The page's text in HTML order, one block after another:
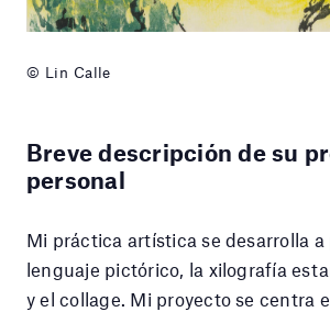
© Lin Calle
Breve descripción de su
personal
Mi práctica artística se desarrolla a
lenguaje pictórico, la xilografía
y el collage. Mi proyecto se centra